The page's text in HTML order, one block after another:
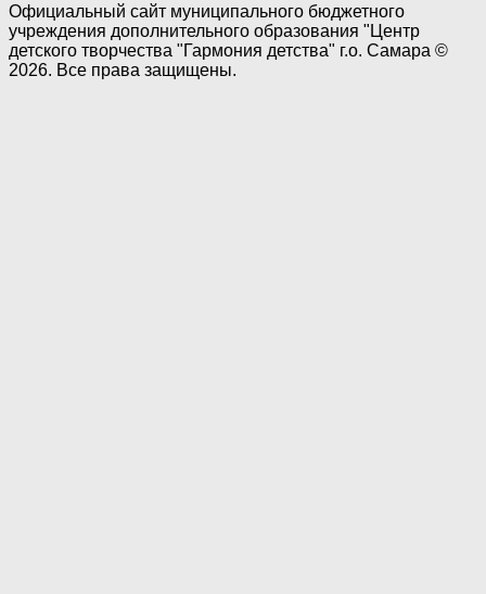
Официальный сайт муниципального бюджетного
учреждения дополнительного образования "Центр
детского творчества "Гармония детства" г.о. Самара ©
2026. Все права защищены.